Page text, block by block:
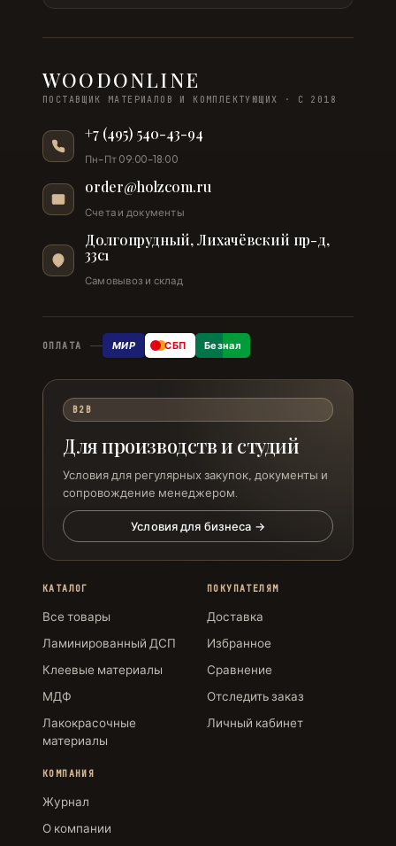
WOODONLINE
ПОСТАВЩИК МАТЕРИАЛОВ И КОМПЛЕКТУЮЩИХ · С 2018
+7 (495) 540-43-94
Пн–Пт 09:00–18:00
order@holzcom.ru
Счета и документы
Долгопрудный, Лихачёвский пр-д,
33с1
Самовывоз и склад
ОПЛАТА МИР СБП Безнал
B2B
Для производств и студий
Условия для регулярных закупок, документы и
сопровождение менеджером.
Условия для бизнеса →
КАТАЛОГ
Все товары
Ламинированный ДСП
Клеевые материалы
МДФ
Лакокрасочные
материалы
ПОКУПАТЕЛЯМ
Доставка
Избранное
Сравнение
Отследить заказ
Личный кабинет
КОМПАНИЯ
Журнал
О компании